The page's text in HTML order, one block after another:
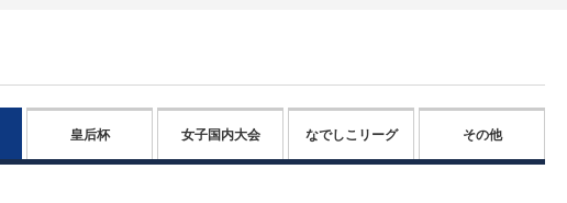
皇后杯 女子国内大会 なでしこリーグ その他